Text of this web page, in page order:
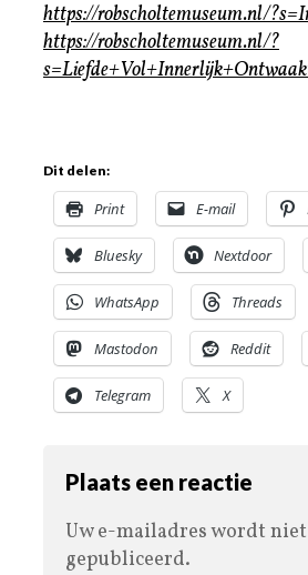
https://robscholtemuseum.nl/
https://robscholtemuseum.nl/?
Dit delen:
Print E-mail
Bluesky Nextdoor
WhatsApp Threads
Mastodon Reddit
Telegram X
Plaats een reactie
Uw e-mailadres wordt niet
gepubliceerd.